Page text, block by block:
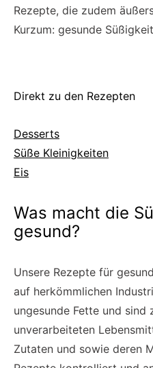
Rezepte, die zudem
Kurzum: gesunde
Direkt zu den Rezepten
Desserts
Süße Kleinigkeiten
Eis
Was macht die
gesund?
Unsere Rezepte für
auf herkömmlichen
ungesunde Fette und sind
unverarbeiteten
Zutaten und sowie deren